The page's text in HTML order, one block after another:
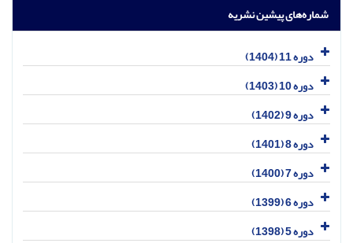
شماره‌های پیشین نشریه
دوره 11 (1404)
دوره 10 (1403)
دوره 9 (1402)
دوره 8 (1401)
دوره 7 (1400)
دوره 6 (1399)
دوره 5 (1398)